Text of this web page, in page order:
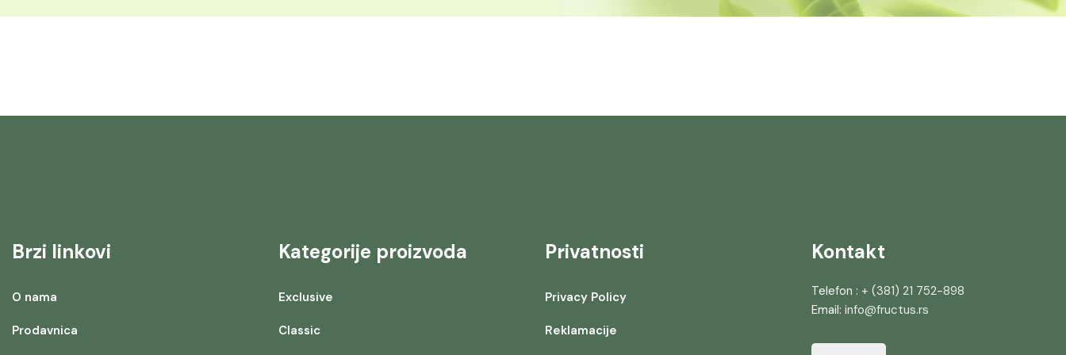
Brzi linkovi
O nama
Prodavnica
Kategorije proizvoda
Exclusive
Classic
Privatnosti
Privacy Policy
Reklamacije
Kontakt
Telefon : + (381) 21 752-898
Email: info@fructus.rs